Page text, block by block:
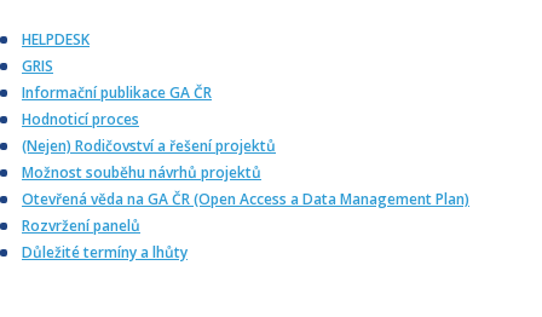
HELPDESK
GRIS
Informační publikace GA ČR
Hodnoticí proces
(Nejen) Rodičovství a řešení projektů
Možnost souběhu návrhů projektů
Otevřená věda na GA ČR (Open Access a Data Management Plan)
Rozvržení panelů
Důležité termíny a lhůty